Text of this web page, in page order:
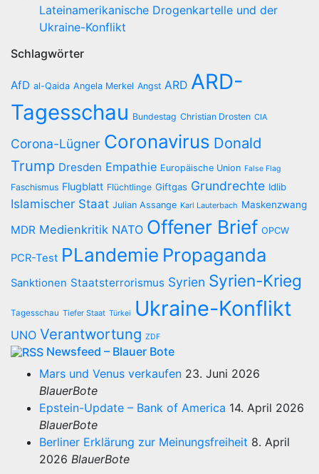
Lateinamerikanische Drogenkartelle und der
Ukraine-Konflikt
Schlagwörter
AfD al-Qaida Angela Merkel Angst ARD ARD-
Tagesschau Bundestag Christian Drosten CIA
Corona-Lügner Coronavirus Donald
Trump Dresden Empathie Europäische Union False Flag
Faschismus Flugblatt Flüchtlinge Giftgas Grundrechte Idlib
Islamischer Staat Julian Assange Karl Lauterbach Maskenzwang
MDR Medienkritik NATO Offener Brief OPCW
PCR-Test PLandemie Propaganda
Sanktionen Staatsterrorismus Syrien Syrien-Krieg
Tagesschau Tiefer Staat Türkei Ukraine-Konflikt
UNO Verantwortung ZDF
Newsfeed – Blauer Bote
Mars und Venus verkaufen 23. Juni 2026
BlauerBote
Epstein-Update – Bank of America 14. April 2026
BlauerBote
Berliner Erklärung zur Meinungsfreiheit 8. April
2026 BlauerBote